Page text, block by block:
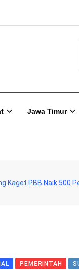
Jawa Timur
Kaget PBB Naik 500
PEMERINTAH